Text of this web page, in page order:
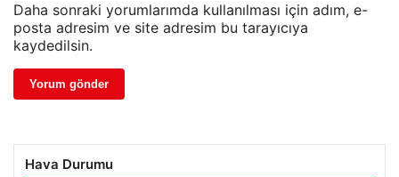
Daha sonraki yorumlarımda kullanılması için adım, e-
posta adresim ve site adresim bu tarayıcıya
kaydedilsin.
Hava Durumu